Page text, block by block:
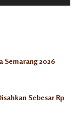
Semarang 2026
Sebesar Rp